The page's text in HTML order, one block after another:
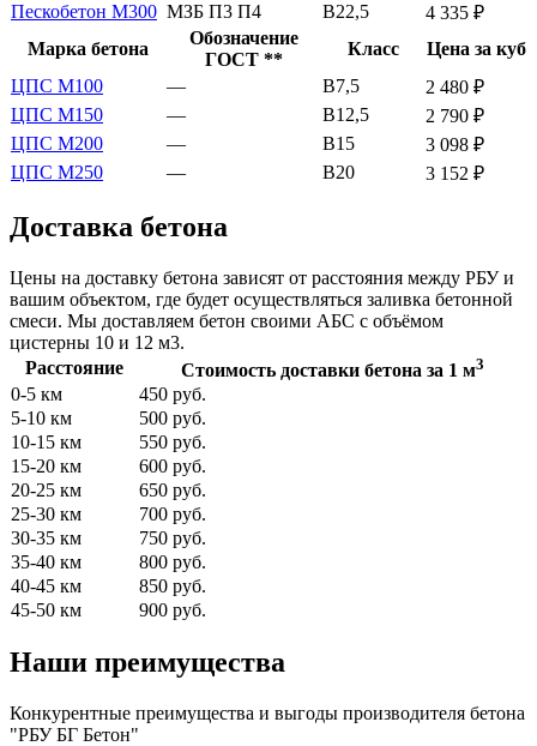
Пескобетон М300 МЗБ П3 П4 В22,5
4 335 ₽
Марка бетона
Обозначение
ГОСТ **
Класс
Цена за куб
ЦПС М100
— В7,5
2 480 ₽
ЦПС М150
— В12,5
2 790 ₽
ЦПС М200
— В15
3 098 ₽
ЦПС М250
— В20 3 152 ₽
Доставка бетона
Цены на доставку бетона зависят от расстояния между РБУ и
вашим объектом, где будет осуществляться заливка бетонной
смеси. Мы доставляем бетон своими АБС с объёмом
цистерны 10 и 12 м3.
Расстояние
Стоимость доставки бетона за 1 м3
0-5 км
450 руб.
5-10 км
500 руб.
10-15 км
550 руб.
15-20 км
600 руб.
20-25 км
650 руб.
25-30 км
700 руб.
30-35 км
750 руб.
35-40 км
800 руб.
40-45 км
850 руб.
45-50 км
900 руб.
Наши преимущества
Конкурентные преимущества и выгоды производителя бетона
"РБУ БГ Бетон"